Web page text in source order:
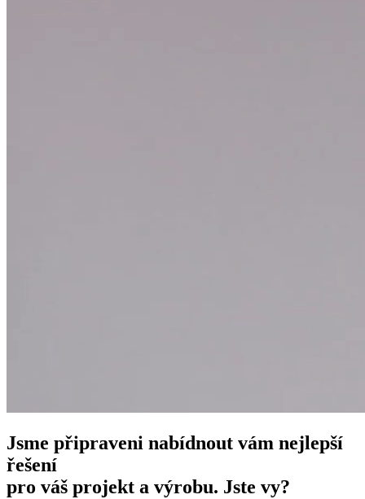
Jsme připraveni nabídnout vám nejlepší
řešení
pro váš projekt a výrobu. Jste vy?